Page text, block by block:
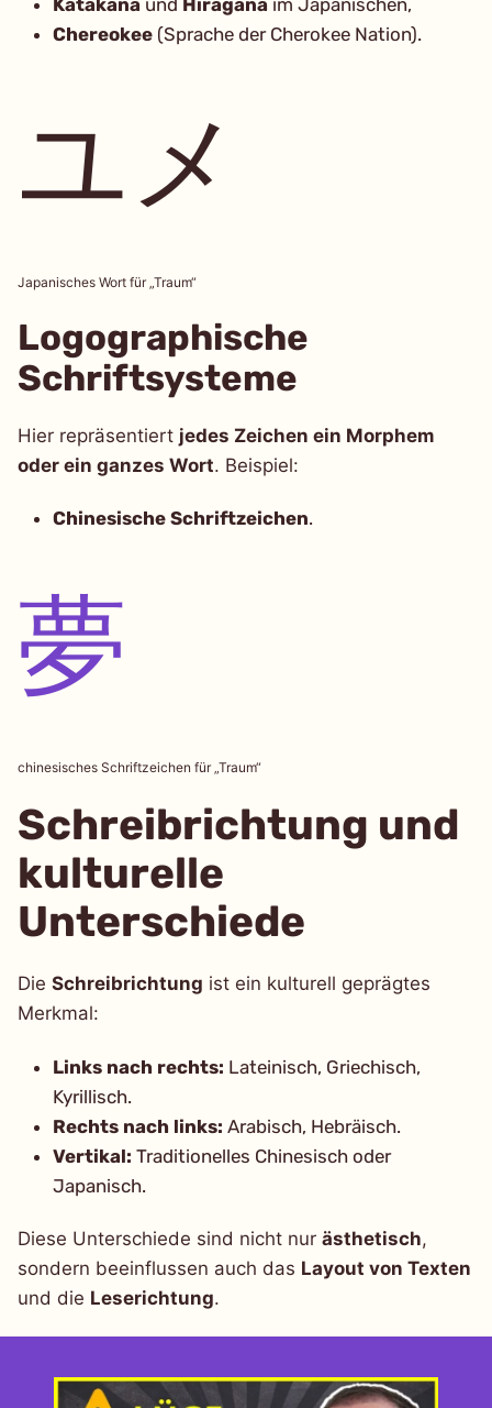
Chereokee (Sprache der Cherokee Nation).
ユメ
Japanisches Wort für „Traum“
Logographische
Schriftsysteme
Hier repräsentiert jedes Zeichen ein Morphem
oder ein ganzes Wort. Beispiel:
Chinesische Schriftzeichen.
夢
chinesisches Schriftzeichen für „Traum“
Schreibrichtung und
kulturelle
Unterschiede
Die Schreibrichtung ist ein kulturell geprägtes
Merkmal:
Links nach rechts: Lateinisch, Griechisch,
Kyrillisch.
Rechts nach links: Arabisch, Hebräisch.
Vertikal: Traditionelles Chinesisch oder
Japanisch.
Diese Unterschiede sind nicht nur ästhetisch,
sondern beeinflussen auch das Layout von Texten
und die Leserichtung.